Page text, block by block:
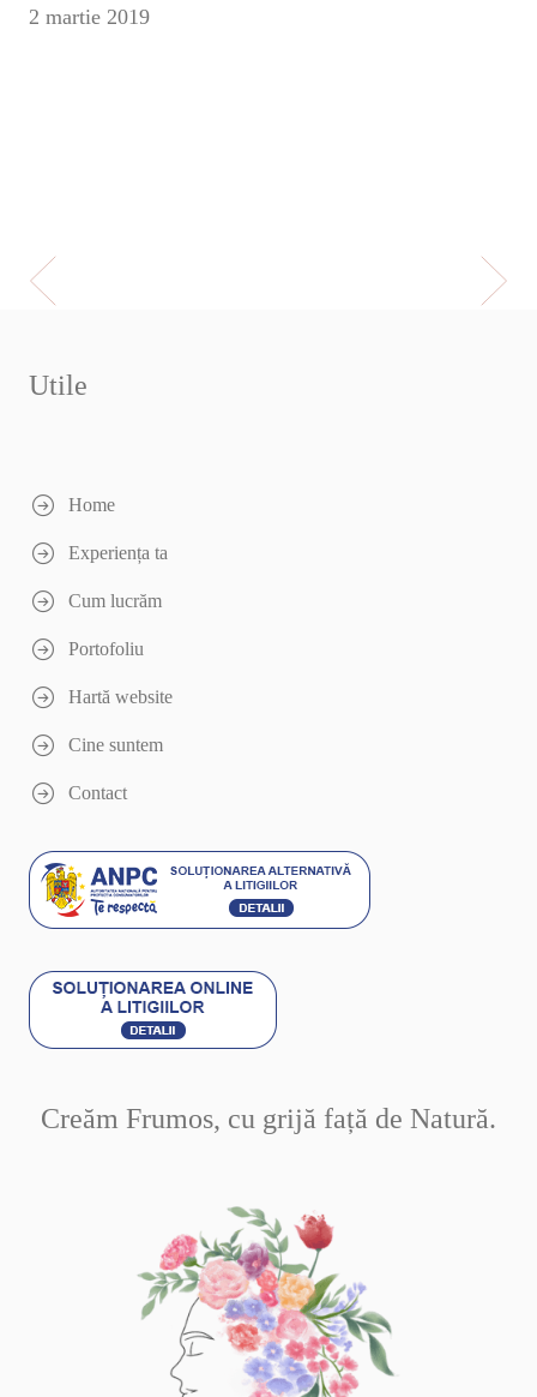
2 martie 2019
Utile
Home
Experiența ta
Cum lucrăm
Portofoliu
Hartă website
Cine suntem
Contact
Creăm Frumos, cu grijă față de Natură.